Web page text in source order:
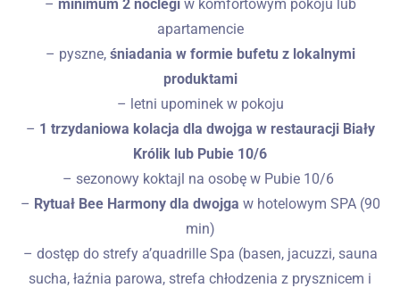
– minimum 2 noclegiw komfortowym pokoju lub
apartamencie
– pyszne, śniadania w formie bufetu z lokalnymi
produktami
– letni upominek w pokoju
– 1 trzydaniowa kolacja dla dwojga w restauracji Biały
Królik lub Pubie 10/6
– sezonowy koktajl na osobę w Pubie 10/6
– Rytuał Bee Harmony dla dwojga w hotelowym SPA (90
min)
– dostęp do strefy a’quadrille Spa (basen, jacuzzi, sauna
sucha, łaźnia parowa, strefa chłodzenia z prysznicem i